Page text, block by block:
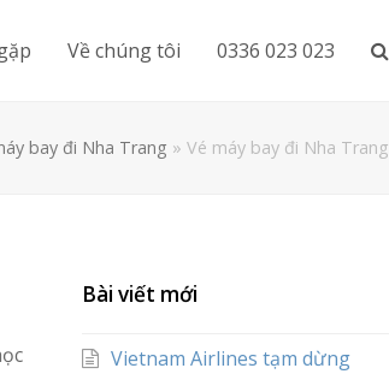
Về chúng tôi 0336 023 023
bay đi Nha Trang » Vé máy bay đi Nha Trang
Bài viết mới
Vietnam Airlines tạm dừng